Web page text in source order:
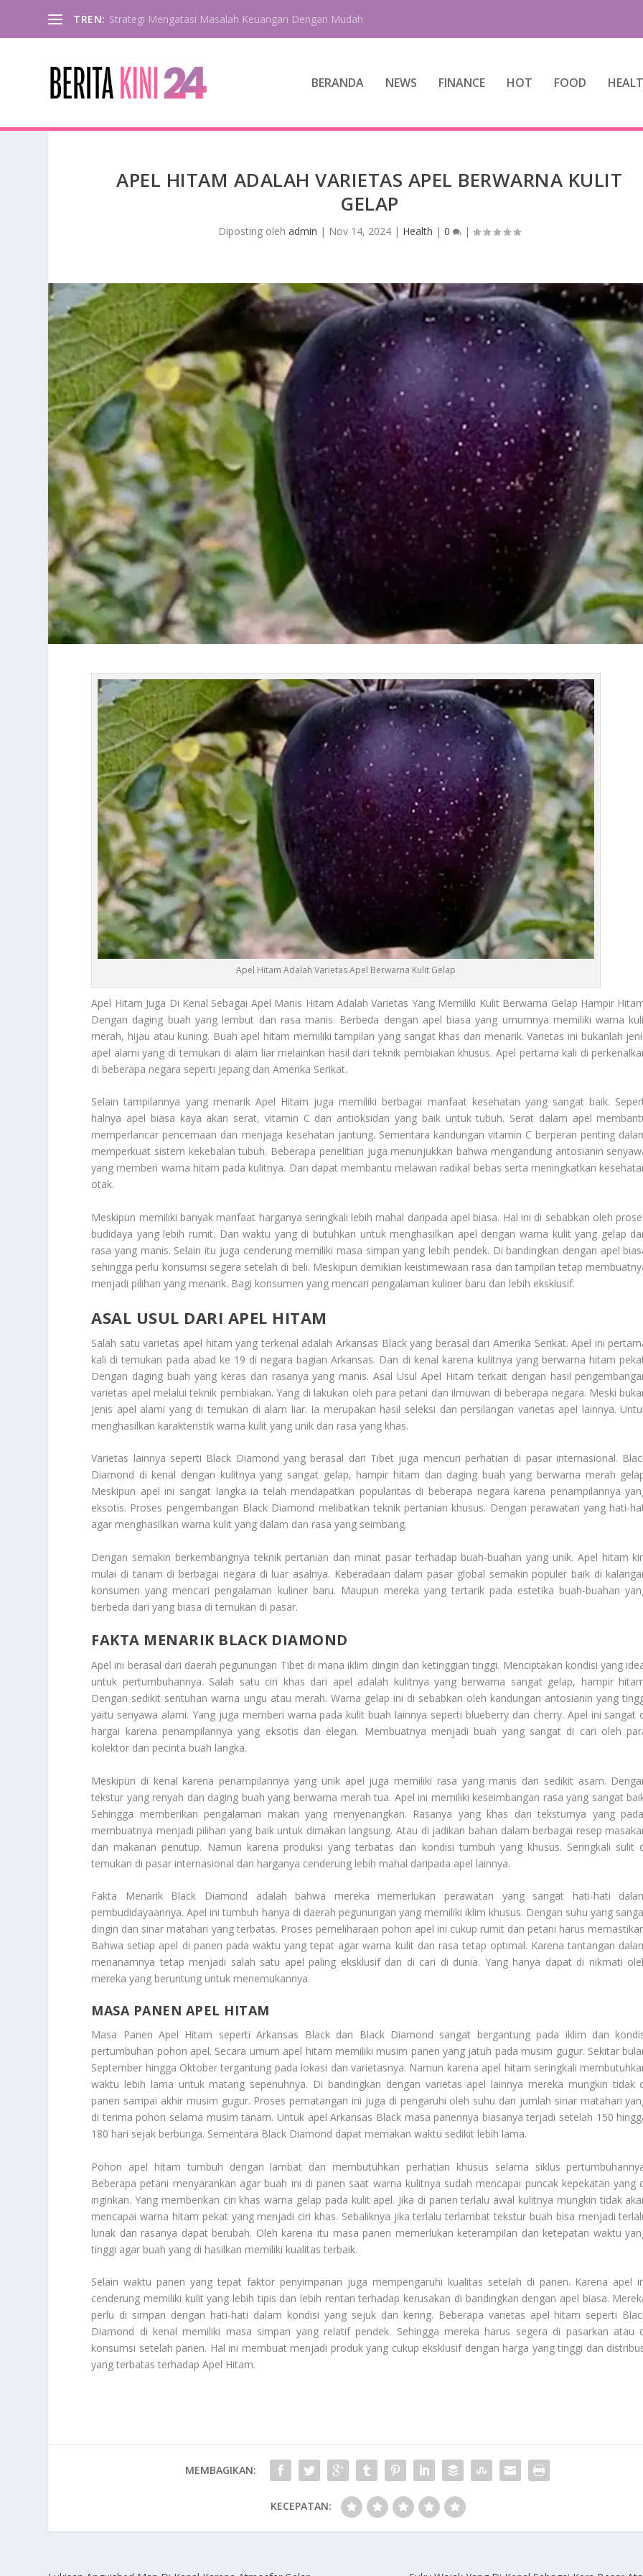
TREN: Strategi Mengatasi Masalah Keuangan Dengan Mudah
BERANDA NEWS FINANCE HOT FOOD
APEL HITAM ADALAH VARIETAS APEL BERWARNA KULIT
GELAP
Diposting olehadmin | Nov 14, 2024 | Health |0 |
Apel Hitam Adalah Varietas Apel Berwarna Kulit Gelap
Apel Hitam Juga Di Kenal Sebagai Apel Manis Hitam Adalah Varietas Yang Memiliki Kulit Berwarna Gelap Hampir
Dengan daging buah yang lembut dan rasa manis. Berbeda dengan apel biasa yang umumnya memiliki warna
merah, hijau atau kuning. Buah apel hitam memiliki tampilan yang sangat khas dan menarik. Varietas ini bukanlah
apel alami yang di temukan di alam liar melainkan hasil dari teknik pembiakan khusus. Apel pertama kali di
di beberapa negara seperti Jepang dan Amerika Serikat.
Selain tampilannya yang menarik Apel Hitam juga memiliki berbagai manfaat kesehatan yang sangat baik.
halnya apel biasa kaya akan serat, vitamin C dan antioksidan yang baik untuk tubuh. Serat dalam apel
memperlancar pencernaan dan menjaga kesehatan jantung. Sementara kandungan vitamin C berperan penting
memperkuat sistem kekebalan tubuh. Beberapa penelitian juga menunjukkan bahwa mengandung antosianin
yang memberi warna hitam pada kulitnya. Dan dapat membantu melawan radikal bebas serta meningkatkan
otak.
Meskipun memiliki banyak manfaat harganya seringkali lebih mahal daripada apel biasa. Hal ini di sebabkan oleh
budidaya yang lebih rumit. Dan waktu yang di butuhkan untuk menghasilkan apel dengan warna kulit yang gelap
rasa yang manis. Selain itu juga cenderung memiliki masa simpan yang lebih pendek. Di bandingkan dengan apel
sehingga perlu konsumsi segera setelah di beli. Meskipun demikian keistimewaan rasa dan tampilan tetap
menjadi pilihan yang menarik. Bagi konsumen yang mencari pengalaman kuliner baru dan lebih eksklusif.
ASAL USUL DARI APEL HITAM
Salah satu varietas apel hitam yang terkenal adalah Arkansas Black yang berasal dari Amerika Serikat. Apel ini
kali di temukan pada abad ke 19 di negara bagian Arkansas. Dan di kenal karena kulitnya yang berwarna hitam
Dengan daging buah yang keras dan rasanya yang manis.Asal Usul Apel Hitam terkait dengan hasil
varietas apel melalui teknik pembiakan. Yang di lakukan oleh para petani dan ilmuwan di beberapa negara. Meski
jenis apel alami yang di temukan di alam liar. Ia merupakan hasil seleksi dan persilangan varietas apel lainnya.
menghasilkan karakteristik warna kulit yang unik dan rasa yang khas.
Varietas lainnya seperti Black Diamond yang berasal dari Tibet juga mencuri perhatian di pasar internasional.
Diamond di kenal dengan kulitnya yang sangat gelap, hampir hitam dan daging buah yang berwarna merah
Meskipun apel ini sangat langka ia telah mendapatkan popularitas di beberapa negara karena penampilannya
eksotis. Proses pengembangan Black Diamond melibatkan teknik pertanian khusus. Dengan perawatan yang hati-
agar menghasilkan warna kulit yang dalam dan rasa yang seimbang.
Dengan semakin berkembangnya teknik pertanian dan minat pasar terhadap buah-buahan yang unik. Apel hitam
mulai di tanam di berbagai negara di luar asalnya. Keberadaan dalam pasar global semakin populer baik di
konsumen yang mencari pengalaman kuliner baru. Maupun mereka yang tertarik pada estetika buah-buahan
berbeda dari yang biasa di temukan di pasar.
FAKTA MENARIK BLACK DIAMOND
Apel ini berasal dari daerah pegunungan Tibet di mana iklim dingin dan ketinggian tinggi. Menciptakan kondisi yang
untuk pertumbuhannya. Salah satu ciri khas dari apel adalah kulitnya yang berwarna sangat gelap, hampir
Dengan sedikit sentuhan warna ungu atau merah. Warna gelap ini di sebabkan oleh kandungan antosianin yang
yaitu senyawa alami. Yang juga memberi warna pada kulit buah lainnya seperti blueberry dan cherry. Apel ini sangat
hargai karena penampilannya yang eksotis dan elegan. Membuatnya menjadi buah yang sangat di cari oleh
kolektor dan pecinta buah langka.
Meskipun di kenal karena penampilannya yang unik apel juga memiliki rasa yang manis dan sedikit asam.
tekstur yang renyah dan daging buah yang berwarna merah tua. Apel ini memiliki keseimbangan rasa yang sangat
Sehingga memberikan pengalaman makan yang menyenangkan. Rasanya yang khas dan teksturnya yang
membuatnya menjadi pilihan yang baik untuk dimakan langsung. Atau di jadikan bahan dalam berbagai resep
dan makanan penutup. Namun karena produksi yang terbatas dan kondisi tumbuh yang khusus. Seringkali sulit
temukan di pasar internasional dan harganya cenderung lebih mahal daripada apel lainnya.
Fakta Menarik Black Diamond adalah bahwa mereka memerlukan perawatan yang sangat hati-hati
pembudidayaannya. Apel ini tumbuh hanya di daerah pegunungan yang memiliki iklim khusus. Dengan suhu yang
dingin dan sinar matahari yang terbatas. Proses pemeliharaan pohon apel ini cukup rumit dan petani harus
Bahwa setiap apel di panen pada waktu yang tepat agar warna kulit dan rasa tetap optimal. Karena tantangan
menanamnya tetap menjadi salah satu apel paling eksklusif dan di cari di dunia. Yang hanya dapat di nikmati
mereka yang beruntung untuk menemukannya.
MASA PANEN APEL HITAM
Masa Panen Apel Hitam seperti Arkansas Black dan Black Diamond sangat bergantung pada iklim dan
pertumbuhan pohon apel. Secara umum apel hitam memiliki musim panen yang jatuh pada musim gugur. Sekitar
September hingga Oktober tergantung pada lokasi dan varietasnya. Namun karena apel hitam seringkali
waktu lebih lama untuk matang sepenuhnya. Di bandingkan dengan varietas apel lainnya mereka mungkin tidak
panen sampai akhir musim gugur. Proses pematangan ini juga di pengaruhi oleh suhu dan jumlah sinar matahari
di terima pohon selama musim tanam. Untuk apel Arkansas Black masa panennya biasanya terjadi setelah 150
180 hari sejak berbunga. Sementara Black Diamond dapat memakan waktu sedikit lebih lama.
Pohon apel hitam tumbuh dengan lambat dan membutuhkan perhatian khusus selama siklus
Beberapa petani menyarankan agar buah ini di panen saat warna kulitnya sudah mencapai puncak kepekatan yang
inginkan. Yang memberikan ciri khas warna gelap pada kulit apel. Jika di panen terlalu awal kulitnya mungkin tidak
mencapai warna hitam pekat yang menjadi ciri khas. Sebaliknya jika terlalu terlambat tekstur buah bisa menjadi
lunak dan rasanya dapat berubah. Oleh karena itu masa panen memerlukan keterampilan dan ketepatan waktu
tinggi agar buah yang di hasilkan memiliki kualitas terbaik.
Selain waktu panen yang tepat faktor penyimpanan juga mempengaruhi kualitas setelah di panen. Karena apel
cenderung memiliki kulit yang lebih tipis dan lebih rentan terhadap kerusakan di bandingkan dengan apel biasa.
perlu di simpan dengan hati-hati dalam kondisi yang sejuk dan kering. Beberapa varietas apel hitam seperti
Diamond di kenal memiliki masa simpan yang relatif pendek. Sehingga mereka harus segera di pasarkan atau
konsumsi setelah panen. Hal ini membuat menjadi produk yang cukup eksklusif dengan harga yang tinggi dan
yang terbatas terhadapApel Hitam.
MEMBAGIKAN:
KECEPATAN: